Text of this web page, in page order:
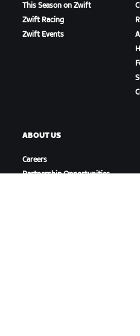
This Season on Zwift
Zwift Racing
Zwift Events
ABOUT US
Careers
Partnership Opportunities